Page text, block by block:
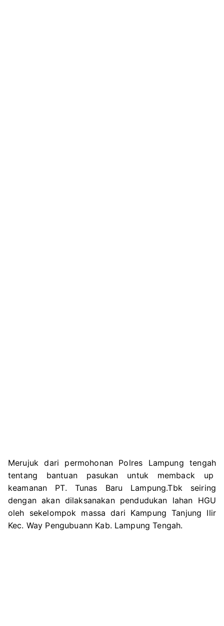
Merujuk dari permohonan Polres Lampung tengah
tentang bantuan pasukan untuk memback up
keamanan PT. Tunas Baru Lampung.Tbk seiring
dengan akan dilaksanakan pendudukan lahan HGU
oleh sekelompok massa dari Kampung Tanjung Ilir
Kec. Way Pengubuann Kab. Lampung Tengah.